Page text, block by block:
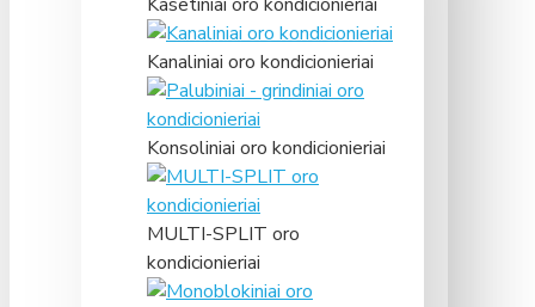
Kanaliniai oro kondicionieriai
Konsoliniai oro kondicionieriai
MULTI-SPLIT oro
kondicionieriai